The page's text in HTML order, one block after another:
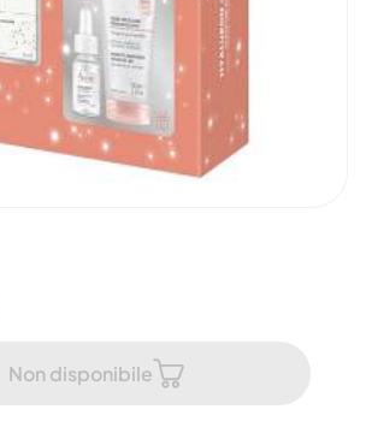
Non disponibile